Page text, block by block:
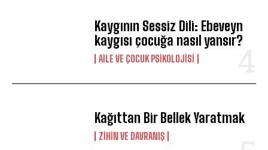
Kaygının Sessiz Dili: Ebeveyn
kaygısı çocuğa nasıl yansır?
AILE VE ÇOCUK PSIKOLOJISI
Kağıttan Bir Bellek Yaratmak
⁠ZIHIN VE DAVRANIŞ